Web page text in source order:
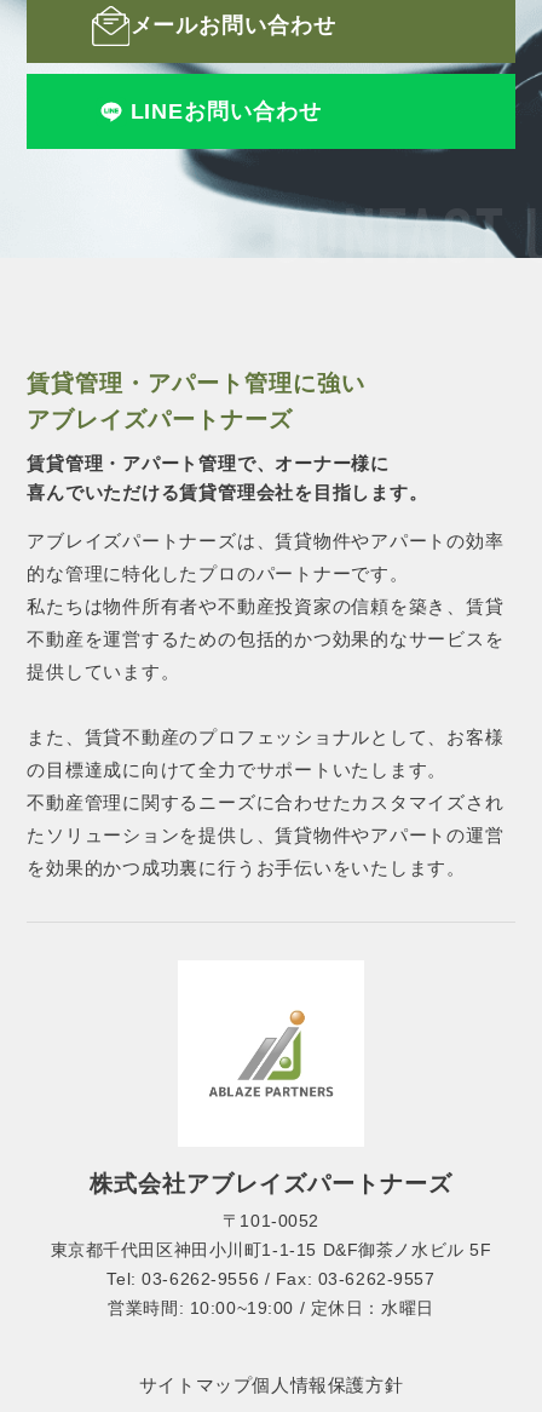
CONTACT
メールお問い合わせ
LINEお問い合わせ
賃貸管理・アパート管理に強い
アブレイズパートナーズ
賃貸管理・アパート管理で、オーナー様に
喜んでいただける賃貸管理会社を目指します。
アブレイズパートナーズは、賃貸物件やアパートの効率
的な管理に特化したプロのパートナーです。
私たちは物件所有者や不動産投資家の信頼を築き、賃貸
不動産を運営するための包括的かつ効果的なサービスを
提供しています。
また、賃貸不動産のプロフェッショナルとして、お客様
の目標達成に向けて全力でサポートいたします。
不動産管理に関するニーズに合わせたカスタマイズされ
たソリューションを提供し、賃貸物件やアパートの運営
を効果的かつ成功裏に行うお手伝いをいたします。
株式会社アブレイズパートナーズ
〒101-0052
東京都千代田区神田小川町1-1-15 D&F御茶ノ水ビル 5F
Tel: 03-6262-9556 / Fax: 03-6262-9557
営業時間: 10:00~19:00 / 定休日：水曜日
サイトマップ個人情報保護方針